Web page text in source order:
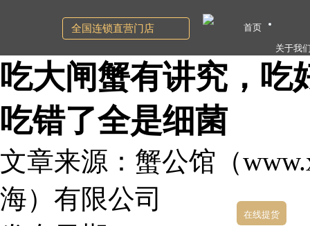
吃大闸蟹有讲究，吃
吃错了全是细菌
文章来源：蟹公馆（
海）有限公司
全国连锁直营门店
首页
关于我
在线提货